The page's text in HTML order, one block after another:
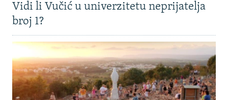
Vidi li Vučić u univerzitetu neprijatelja
broj 1?